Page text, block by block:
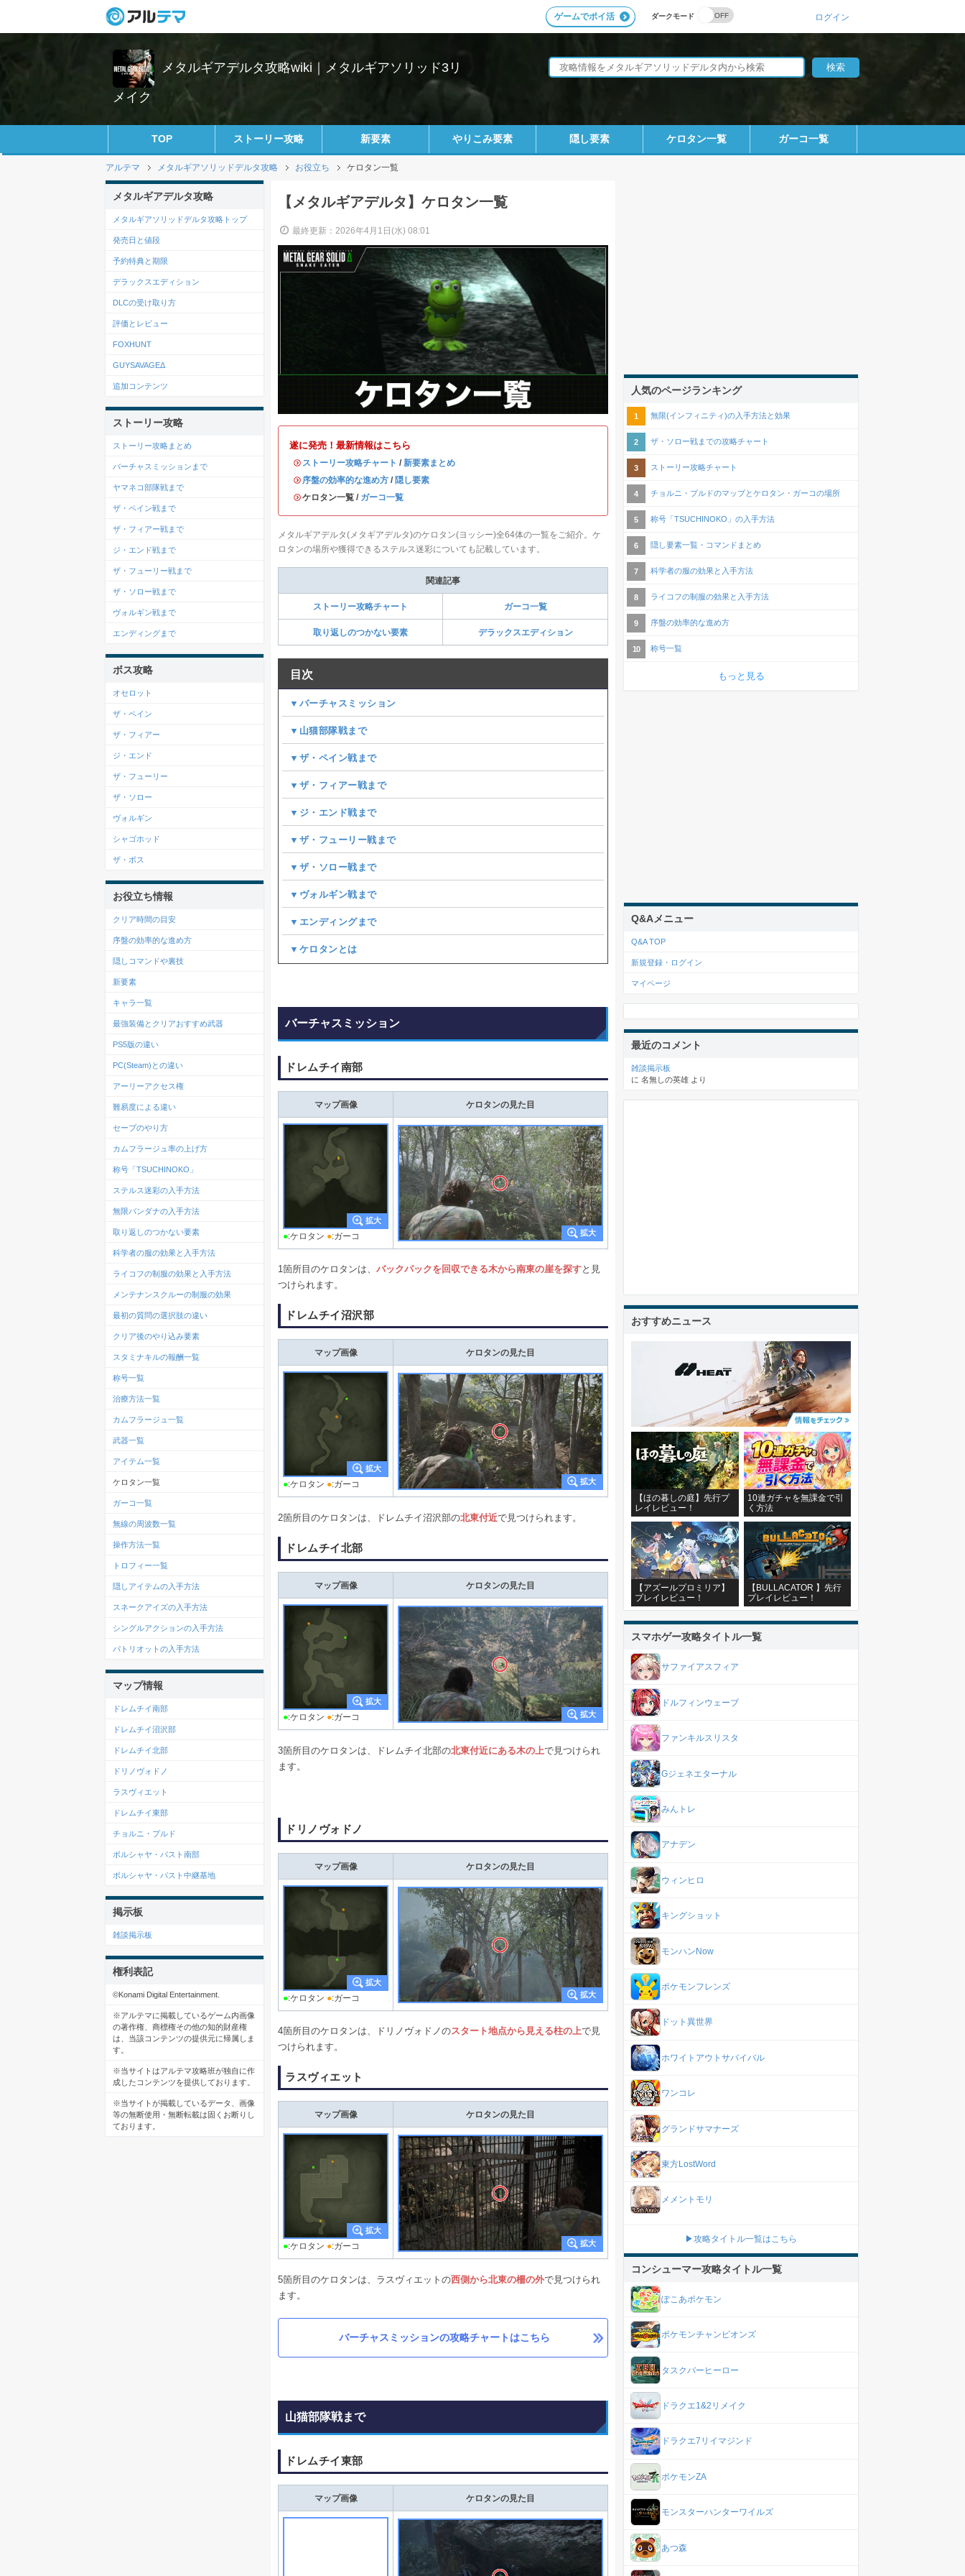
ダークモード
ゲームでポイ活 ログイン
メタルギアデルタ攻略wiki｜メタルギアソリッド3リ
メイク
TOP ストーリー攻略 新要素 やりこみ要素 隠し要素 ケロタン一覧 ガーコ一覧
アルテマ メタルギアソリッドデルタ攻略 お役立ち ケロタン一覧
【メタルギアデルタ】ケロタン一覧
最終更新：2026年4月1日(水) 08:01
遂に発売！最新情報はこちら
・ ストーリー攻略チャート / 新要素まとめ
・ 序盤の効率的な進め方 / 隠し要素
・ケロタン一覧 / ガーコ一覧
メタルギアデルタ(メタギアデルタ)のケロタン(ヨッシー)全64体の一覧をご紹介。ケ
ロタンの場所や獲得できるステルス迷彩についても記載しています。
関連記事
ストーリー攻略チャート ガーコ一覧
取り返しのつかない要素 デラックスエディション
目次
▼バーチャスミッション
▼山猫部隊戦まで
▼ザ・ペイン戦まで
▼ザ・フィアー戦まで
▼ジ・エンド戦まで
▼ザ・フューリー戦まで
▼ザ・ソロー戦まで
▼ヴォルギン戦まで
▼エンディングまで
▼ケロタンとは
バーチャスミッション
ドレムチイ南部
マップ画像 ケロタンの見た目
●:ケロタン ●:ガーコ
1箇所目のケロタンは、 バックパックを回収できる木から南東の崖を探すと見
つけられます。
ドレムチイ沼沢部
マップ画像 ケロタンの見た目
●:ケロタン ●:ガーコ
2箇所目のケロタンは、ドレムチイ沼沢部の北東付近で見つけられます。
ドレムチイ北部
マップ画像 ケロタンの見た目
●:ケロタン ●:ガーコ
3箇所目のケロタンは、ドレムチイ北部の北東付近にある木の上で見つけられ
ます。
ドリノヴォドノ
マップ画像 ケロタンの見た目
●:ケロタン ●:ガーコ
4箇所目のケロタンは、ドリノヴォドノのスタート地点から見える柱の上で見
つけられます。
ラスヴィエット
マップ画像 ケロタンの見た目
●:ケロタン ●:ガーコ
5箇所目のケロタンは、ラスヴィエットの西側から北東の柵の外で見つけられ
ます。
バーチャスミッションの攻略チャートはこちら
山猫部隊戦まで
ドレムチイ東部
マップ画像 ケロタンの見た目
メタルギアデルタ攻略
メタルギアソリッドデルタ攻略トップ
発売日と値段
予約特典と期限
デラックスエディション
DLCの受け取り方
評価とレビュー
FOXHUNT
GUYSAVAGEΔ
追加コンテンツ
ストーリー攻略
ストーリー攻略まとめ
バーチャスミッションまで
ヤマネコ部隊戦まで
ザ・ペイン戦まで
ザ・フィアー戦まで
ジ・エンド戦まで
ザ・フューリー戦まで
ザ・ソロー戦まで
ヴォルギン戦まで
エンディングまで
ボス攻略
オセロット
ザ・ペイン
ザ・フィアー
ジ・エンド
ザ・フューリー
ザ・ソロー
ヴォルギン
シャゴホッド
ザ・ボス
お役立ち情報
クリア時間の目安
序盤の効率的な進め方
隠しコマンドや裏技
新要素
キャラ一覧
最強装備とクリアおすすめ武器
PS5版の違い
PC(Steam)との違い
アーリーアクセス権
難易度による違い
セーブのやり方
カムフラージュ率の上げ方
称号「TSUCHINOKO」
ステルス迷彩の入手方法
無限バンダナの入手方法
取り返しのつかない要素
科学者の服の効果と入手方法
ライコフの制服の効果と入手方法
メンテナンスクルーの制服の効果
最初の質問の選択肢の違い
クリア後のやり込み要素
スタミナキルの報酬一覧
称号一覧
治療方法一覧
カムフラージュ一覧
武器一覧
アイテム一覧
ケロタン一覧
ガーコ一覧
無線の周波数一覧
操作方法一覧
トロフィー一覧
隠しアイテムの入手方法
スネークアイズの入手方法
シングルアクションの入手方法
パトリオットの入手方法
マップ情報
ドレムチイ南部
ドレムチイ沼沢部
ドレムチイ北部
ドリノヴォドノ
ラスヴィエット
ドレムチイ東部
チョルニ・プルド
ボルシャヤ・パスト南部
ボルシャヤ・パスト中継基地
掲示板
雑談掲示板
権利表記
©Konami Digital Entertainment.
※アルテマに掲載しているゲーム内画像
の著作権、商標権その他の知的財産権
は、当該コンテンツの提供元に帰属しま
す。
※当サイトはアルテマ攻略班が独自に作
成したコンテンツを提供しております。
※当サイトが掲載しているデータ、画像
等の無断使用・無断転載は固くお断りし
ております。
人気のページランキング
無限(インフィニティ)の入手方法と効果
ザ・ソロー戦までの攻略チャート
ストーリー攻略チャート
チョルニ・プルドのマップとケロタン・ガーコの場所
称号「TSUCHINOKO」の入手方法
隠し要素一覧・コマンドまとめ
科学者の服の効果と入手方法
ライコフの制服の効果と入手方法
序盤の効率的な進め方
称号一覧
もっと見る
Q&Aメニュー
Q&A TOP
新規登録・ログイン
マイページ
最近のコメント
雑談掲示板
に 名無しの英雄 より
おすすめニュース
【ほの暮しの庭】先行プ
レイレビュー！
10連ガチャを無課金で引
く方法
【アズールプロミリア】
プレイレビュー！
【BULLACATOR 】先行
プレイレビュー！
スマホゲー攻略タイトル一覧
サファイアスフィア
ドルフィンウェーブ
ファンキルスリスタ
Gジェネエターナル
みんトレ
アナデン
ウィンヒロ
キングショット
モンハンNow
ポケモンフレンズ
ドット異世界
ホワイトアウトサバイバル
ワンコレ
グランドサマナーズ
東方LostWord
メメントモリ
▶攻略タイトル一覧はこちら
コンシューマー攻略タイトル一覧
ぽこあポケモン
ポケモンチャンピオンズ
タスクバーヒーロー
ドラクエ1&2リメイク
ドラクエ7リイマジンド
ポケモンZA
モンスターハンターワイルズ
あつ森